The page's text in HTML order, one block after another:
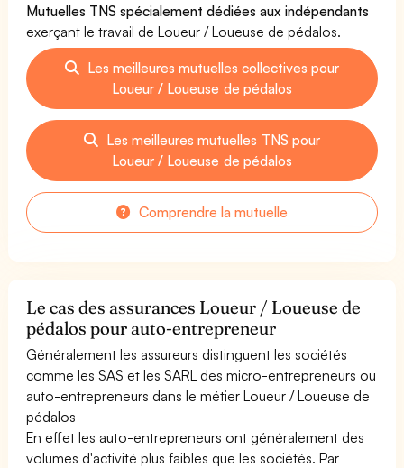
Mutuelles TNS spécialement dédiées aux indépendants
exerçant le travail de Loueur / Loueuse de pédalos.
Les meilleures mutuelles collectives pour
Loueur / Loueuse de pédalos
Les meilleures mutuelles TNS pour
Loueur / Loueuse de pédalos
Comprendre la mutuelle
Le cas des assurances Loueur / Loueuse de
pédalos pour auto-entrepreneur
Généralement les assureurs distinguent les sociétés
comme les SAS et les SARL des micro-entrepreneurs ou
auto-entrepreneurs dans le métier Loueur / Loueuse de
pédalos
En effet les auto-entrepreneurs ont généralement des
volumes d'activité plus faibles que les sociétés. Par